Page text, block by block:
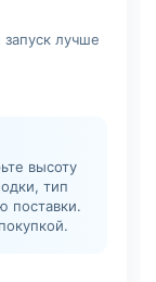
лучше
высоту
тип
поставки.